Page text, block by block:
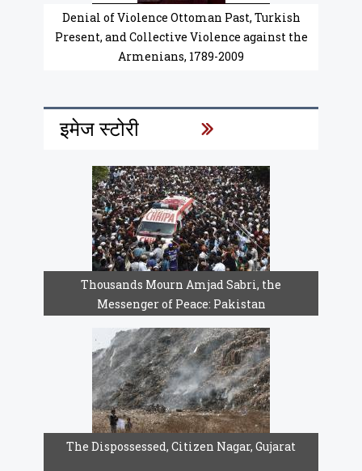
Denial of Violence Ottoman Past, Turkish
Present, and Collective Violence against the
Armenians, 1789-2009
इमेज स्टोरी
Thousands Mourn Amjad Sabri, the
Messenger of Peace: Pakistan
The Dispossessed, Citizen Nagar, Gujarat